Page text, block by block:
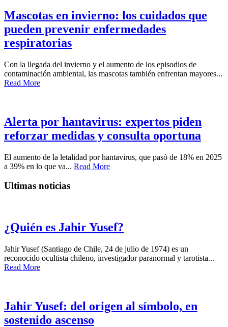
Mascotas en invierno: los cuidados que
pueden prevenir enfermedades
respiratorias
Con la llegada del invierno y el aumento de los episodios de
contaminación ambiental, las mascotas también enfrentan mayores...
Read More
Alerta por hantavirus: expertos piden
reforzar medidas y consulta oportuna
El aumento de la letalidad por hantavirus, que pasó de 18% en 2025
a 39% en lo que va... Read More
Ultimas noticias
¿Quién es Jahir Yusef?
Jahir Yusef (Santiago de Chile, 24 de julio de 1974) es un
reconocido ocultista chileno, investigador paranormal y tarotista...
Read More
Jahir Yusef: del origen al símbolo, en
sostenido ascenso